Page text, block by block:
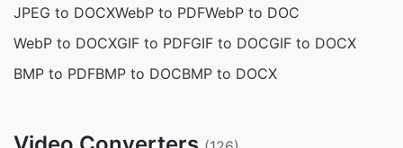
JPEG to DOCXWebP to PDFWebP to DOC
WebP to DOCXGIF to PDFGIF to DOCGIF to DOCX
BMP to PDFBMP to DOCBMP to DOCX